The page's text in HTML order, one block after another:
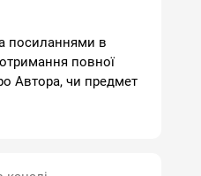
посиланнями в
повної
Автора, чи предмет